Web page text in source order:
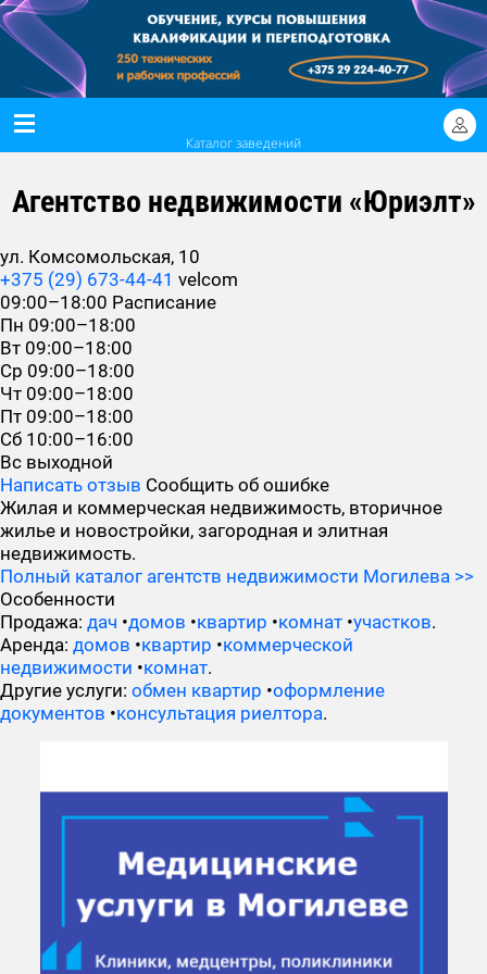
Каталог заведений
Агентство недвижимости «Юриэлт»
ул. Комсомольская, 10
+375 (29) 673-44-41 velcom
09:00–18:00 Расписание
Пн 09:00–18:00
Вт 09:00–18:00
Ср 09:00–18:00
Чт 09:00–18:00
Пт 09:00–18:00
Сб 10:00–16:00
Вс выходной
Написать отзыв Сообщить об ошибке
Жилая и коммерческая недвижимость, вторичное
жилье и новостройки, загородная и элитная
недвижимость.
Полный каталог агентств недвижимости Могилева >>
Особенности
Продажа: дач •домов •квартир •комнат •участков.
Аренда: домов •квартир •коммерческой
недвижимости •комнат.
Другие услуги: обмен квартир •оформление
документов •консультация риелтора.